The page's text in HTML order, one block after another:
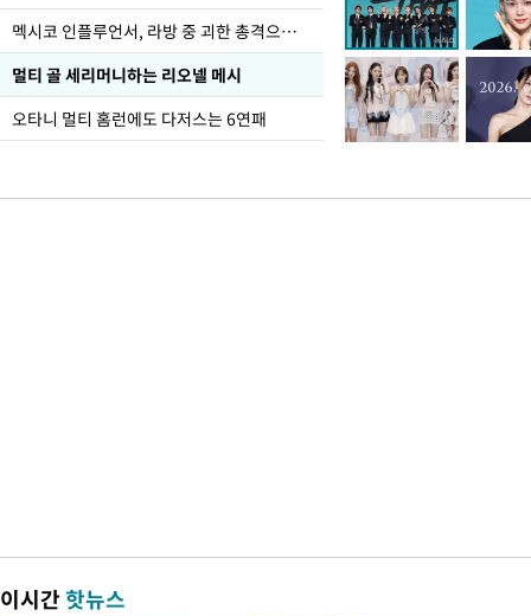
멕시코 인플루언서, 라방 중 괴한 총격으로 사망
멀티 골 세리머니하는 리오넬 메시
오타니 멀티 홈런에도 다저스는 6연패
이시간핫뉴스